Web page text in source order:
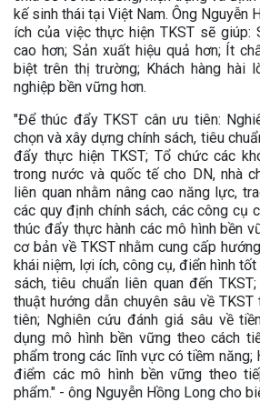
kế sinh thái tại Việt Nam. Ông Nguyễn
ích của việc thực hiện TKST sẽ giúp:
cao hơn; Sản xuất hiệu quả hơn; Ít
biệt trên thị trường; Khách hàng hài
nghiệp bền vững hơn.
"Để thúc đẩy TKST cân ưu tiên:
chọn và xây dựng chính sách, tiêu
đẩy thực hiện TKST; Tổ chức các
trong nước và quốc tế cho DN, nhà
liên quan nhằm nâng cao năng lực,
các quy định chính sách, các công cụ
thúc đẩy thực hành các mô hình bền
cơ bản về TKST nhằm cung cấp
khái niệm, lợi ích, công cụ, điển hình
sách, tiêu chuẩn liên quan đến
thuật hướng dẫn chuyên sâu về
tiên; Nghiên cứu đánh giá sâu về
dụng mô hình bền vững theo cách
phẩm trong các lĩnh vực có tiềm năng;
điểm các mô hình bền vững theo
phẩm." - ông Nguyễn Hồng Long cho